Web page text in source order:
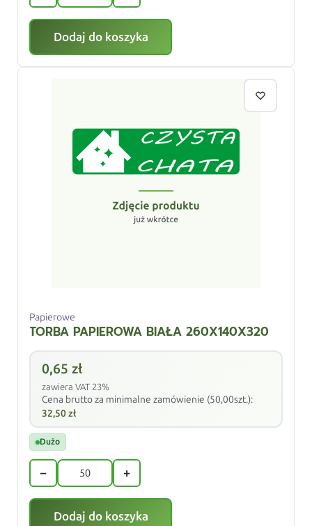
Dodaj do koszyka
Papierowe
TORBA PAPIEROWA BIAŁA 260X140X320
0,65zł
zawiera VAT 23%
Cena brutto za minimalne zamówienie (50,00szt.):
32,50zł
Dużo
− +
Dodaj do koszyka